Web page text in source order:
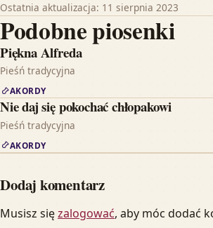
Ostatnia aktualizacja: 11 sierpnia 2023
Podobne piosenki
Piękna Alfreda
Pieśń tradycyjna
AKORDY
Nie daj się pokochać chłopakowi
Pieśń tradycyjna
AKORDY
Dodaj komentarz
Musisz sięzalogować, aby móc dodać